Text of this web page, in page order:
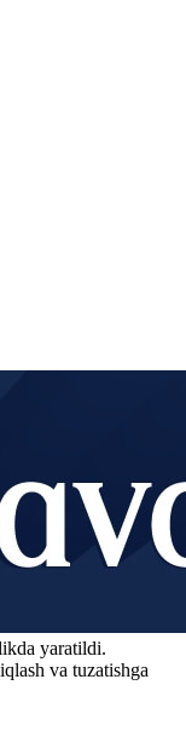
yaratildi.
va tuzatishga